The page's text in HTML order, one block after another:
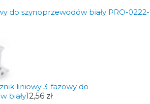
do szynoprzewodów biały PRO-0222-
liniowy 3-fazowy do
biały12,56 zł